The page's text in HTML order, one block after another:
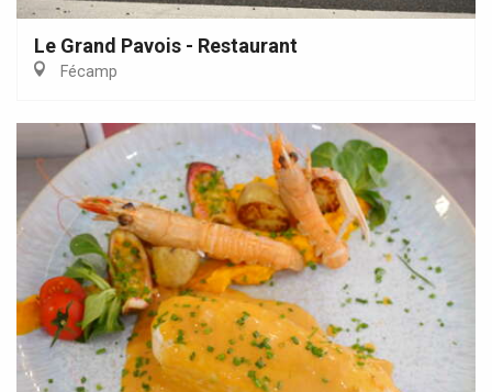
Le Grand Pavois - Restaurant
Fécamp